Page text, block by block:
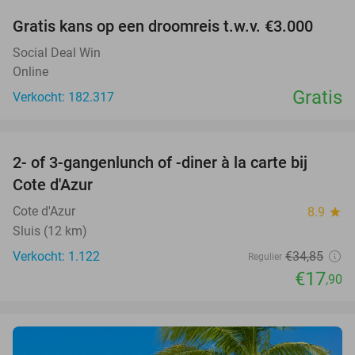
Gratis kans op een droomreis t.w.v. €3.000
Social Deal Win
Online
Verkocht: 182.317
Gratis
49%
2- of 3-gangenlunch of -diner à la carte bij
Cote d'Azur
Cote d'Azur 8.9 star
Sluis (12 km)
Verkocht: 1.122
Regulier €34,85
€17,90